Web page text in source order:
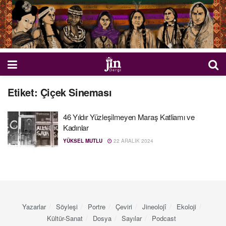
Etiket: Çiçek Sineması
46 Yıldır Yüzleşilmeyen Maraş Katliamı ve
Kadınlar
YÜKSEL MUTLU 22 ARALIK 2024
Yazarlar Söyleşi Portre Çeviri Jineolojî
Ekoloji
Kültür-Sanat
Dosya Sayılar Podcast